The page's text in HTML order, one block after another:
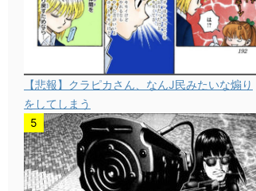
【悲報】クラピカさん、なんJ民みたいな煽り
をしてしまう